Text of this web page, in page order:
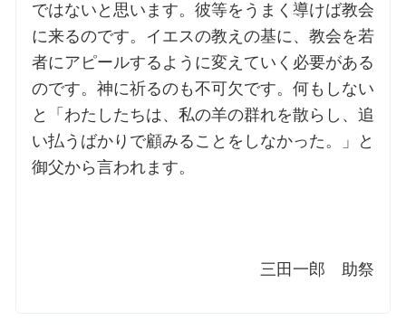
ではないと思います。彼等をうまく導けば教会
に来るのです。イエスの教えの基に、教会を若
者にアピールするように変えていく必要がある
のです。神に祈るのも不可欠です。何もしない
と「わたしたちは、私の羊の群れを散らし、追
い払うばかりで顧みることをしなかった。」と
御父から言われます。
三田一郎 助祭